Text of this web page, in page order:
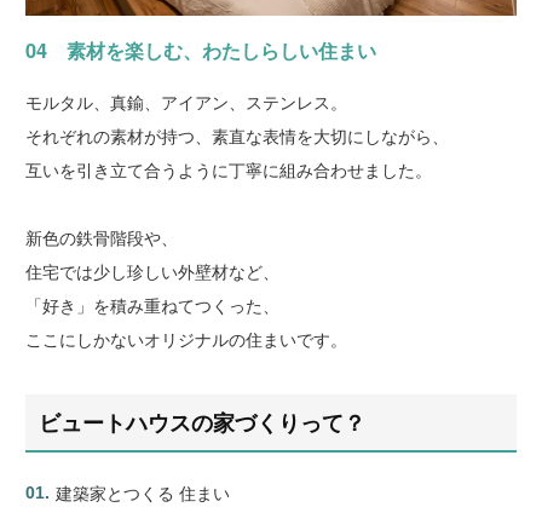
04 素材を楽しむ、わたしらしい住まい
モルタル、真鍮、アイアン、ステンレス。
それぞれの素材が持つ、素直な表情を大切にしながら、
互いを引き立て合うように丁寧に組み合わせました。
新色の鉄骨階段や、
住宅では少し珍しい外壁材など、
「好き」を積み重ねてつくった、
ここにしかないオリジナルの住まいです。
ビュートハウスの家づくりって？
建築家とつくる 住まい